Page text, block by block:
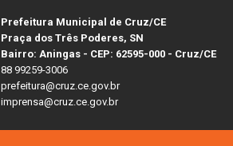
Prefeitura Municipal de Cruz/CE
Praça dos Três Poderes, SN
Bairro: Aningas - CEP: 62595-000 - Cruz/CE
88 99259-3006
prefeitura@cruz.ce.gov.br
imprensa@cruz.ce.gov.br